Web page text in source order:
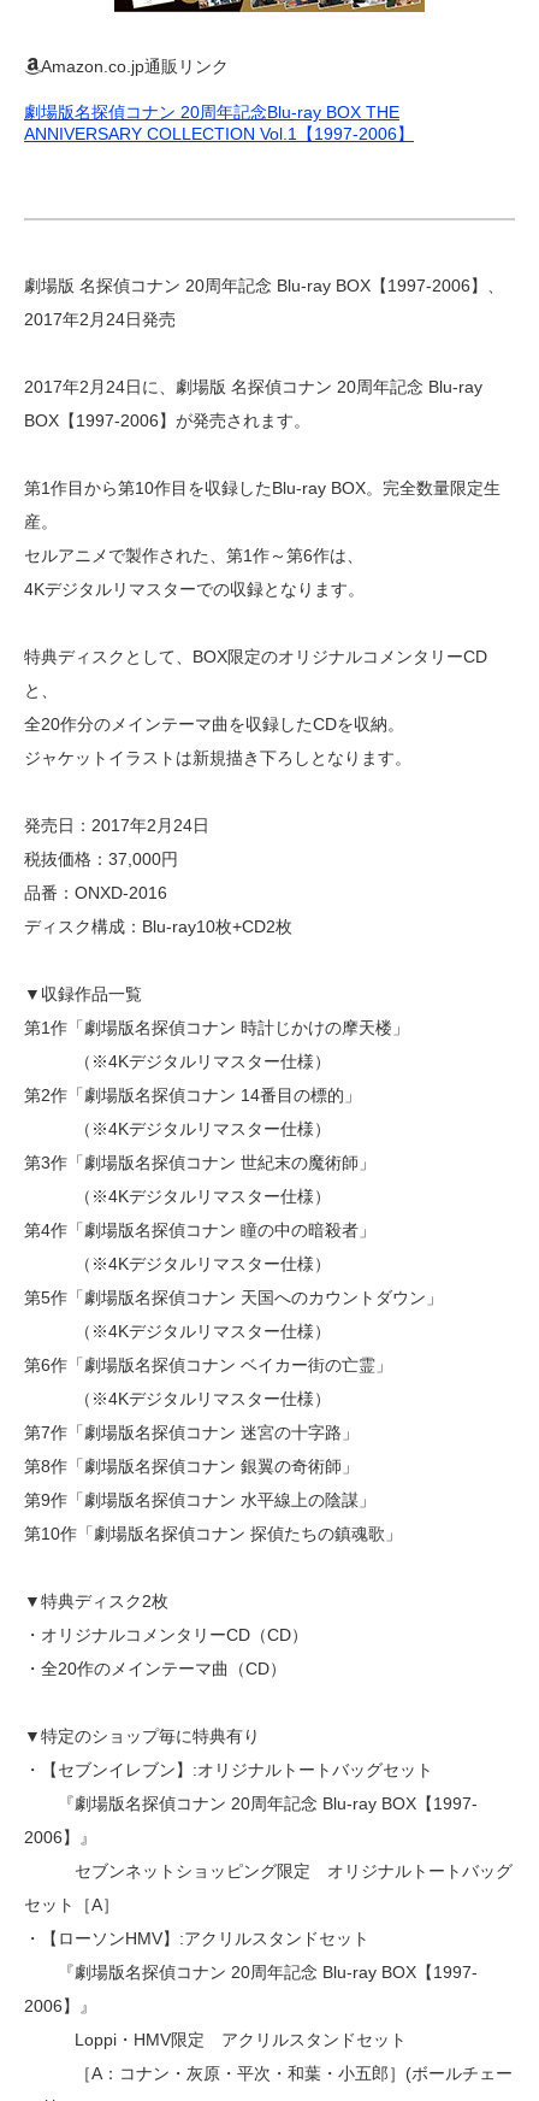
Amazon.co.jp通販リンク
劇場版名探偵コナン 20周年記念Blu-ray BOX THE
ANNIVERSARY COLLECTION Vol.1【1997-2006】
劇場版 名探偵コナン 20周年記念 Blu-ray BOX【1997-2006】、
2017年2月24日発売
2017年2月24日に、劇場版 名探偵コナン 20周年記念 Blu-ray
BOX【1997-2006】が発売されます。
第1作目から第10作目を収録したBlu-ray BOX。完全数量限定生
産。
セルアニメで製作された、第1作～第6作は、
4Kデジタルリマスターでの収録となります。
特典ディスクとして、BOX限定のオリジナルコメンタリーCD
と、
全20作分のメインテーマ曲を収録したCDを収納。
ジャケットイラストは新規描き下ろしとなります。
発売日：2017年2月24日
税抜価格：37,000円
品番：ONXD-2016
ディスク構成：Blu-ray10枚+CD2枚
▼収録作品一覧
第1作「劇場版名探偵コナン 時計じかけの摩天楼」
（※4Kデジタルリマスター仕様）
第2作「劇場版名探偵コナン 14番目の標的」
（※4Kデジタルリマスター仕様）
第3作「劇場版名探偵コナン 世紀末の魔術師」
（※4Kデジタルリマスター仕様）
第4作「劇場版名探偵コナン 瞳の中の暗殺者」
（※4Kデジタルリマスター仕様）
第5作「劇場版名探偵コナン 天国へのカウントダウン」
（※4Kデジタルリマスター仕様）
第6作「劇場版名探偵コナン ベイカー街の亡霊」
（※4Kデジタルリマスター仕様）
第7作「劇場版名探偵コナン 迷宮の十字路」
第8作「劇場版名探偵コナン 銀翼の奇術師」
第9作「劇場版名探偵コナン 水平線上の陰謀」
第10作「劇場版名探偵コナン 探偵たちの鎮魂歌」
▼特典ディスク2枚
・オリジナルコメンタリーCD（CD）
・全20作のメインテーマ曲（CD）
▼特定のショップ毎に特典有り
・【セブンイレブン】:オリジナルトートバッグセット
『劇場版名探偵コナン 20周年記念 Blu-ray BOX【1997-
2006】』
セブンネットショッピング限定 オリジナルトートバッグ
セット［A］
・【ローソンHMV】:アクリルスタンドセット
『劇場版名探偵コナン 20周年記念 Blu-ray BOX【1997-
2006】』
Loppi・HMV限定 アクリルスタンドセット
［A：コナン・灰原・平次・和葉・小五郎］(ボールチェー